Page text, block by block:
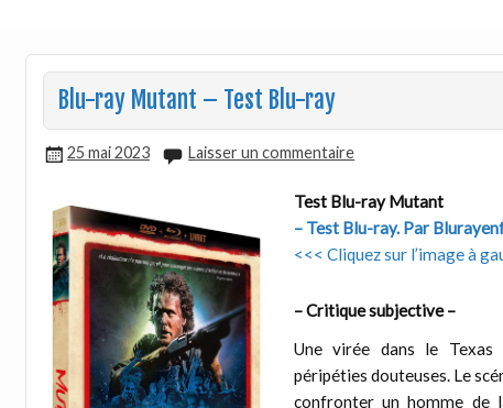
Blu-ray Mutant – Test Blu-ray
25 mai 2023 Laisser un commentaire
Test Blu-ray Mutant
– Test Blu-ray. Par
<<< Cliquez sur l’image à
– Critique subjective –
Une virée dans le
péripéties douteuses. Le
confronter un homme de